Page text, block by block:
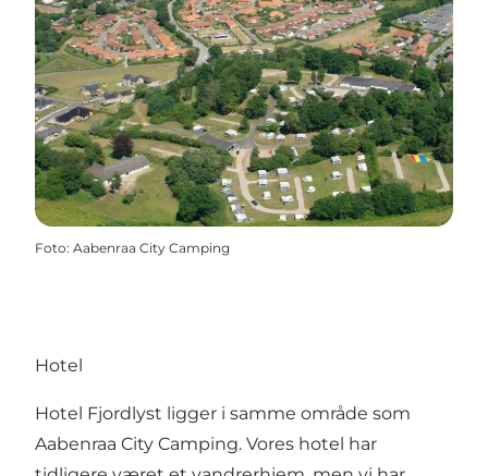
Foto: Aabenraa City Camping
Hotel
Hotel Fjordlyst ligger i samme område som
Aabenraa City Camping. Vores hotel har